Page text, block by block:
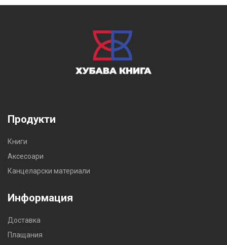
Продукти
Книги
Аксесоари
Канцеларски материали
Информация
Доставка
Плащания